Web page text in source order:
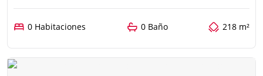
0 Habitaciones 0 Baño 218 m²